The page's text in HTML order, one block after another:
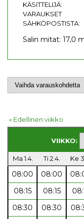
KÄSITTELIJÄ:
VARAUKSET
SÄHKÖPOSTISTA:
Salin mitat: 17,0
« Edellinen viikko
VIIKKO:
Ma 1.4. Ti 2.4. Ke
08:00 08:00
08:15
08:15
08:30
08:30